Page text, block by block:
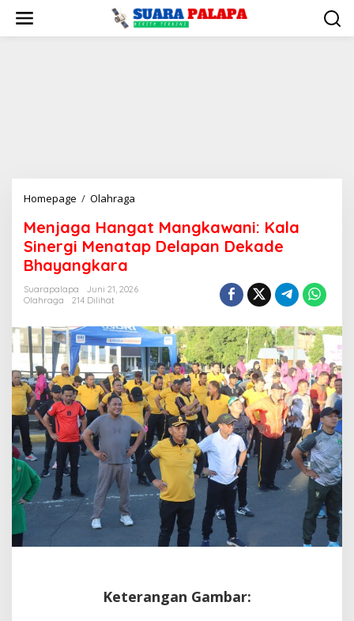
konten
Homepage / Olahraga
Mangkawani:
Kala
Delapan
Bhayangkara
Menjaga Hangat Mangkawani: Kala
Sinergi Menatap Delapan Dekade
Bhayangkara
Suarapalapa
Juni 21, 2026
Olahraga
214 Dilihat
Keterangan Gambar: